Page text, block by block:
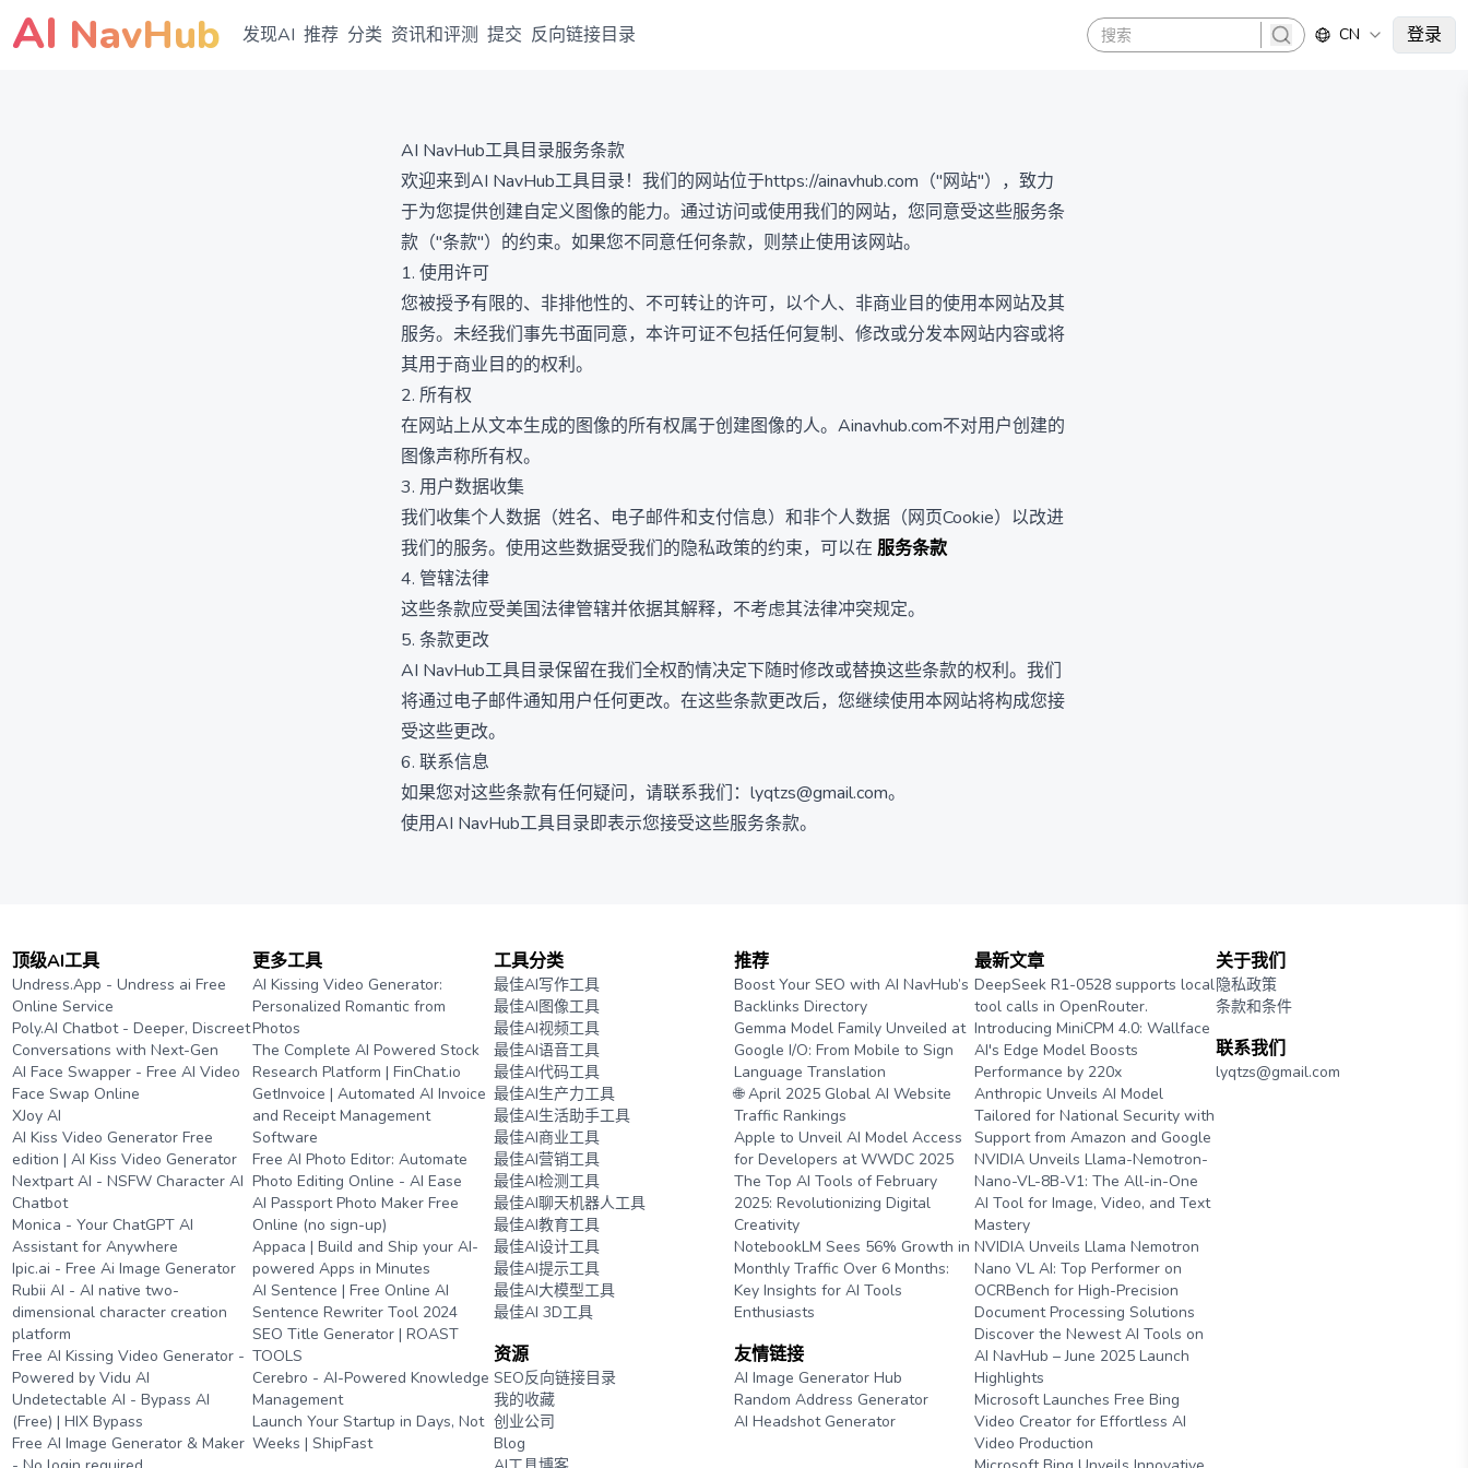
AI NavHub 发现AI 推荐 分类 资讯和评测 提交 反向链接目录
search
CN 登录
AI NavHub工具目录服务条款
欢迎来到AI NavHub工具目录！我们的网站位于https://ainavhub.com（"网站"），致力
于为您提供创建自定义图像的能力。通过访问或使用我们的网站，您同意受这些服务条
款（"条款"）的约束。如果您不同意任何条款，则禁止使用该网站。
1. 使用许可
您被授予有限的、非排他性的、不可转让的许可，以个人、非商业目的使用本网站及其
服务。未经我们事先书面同意，本许可证不包括任何复制、修改或分发本网站内容或将
其用于商业目的的权利。
2. 所有权
在网站上从文本生成的图像的所有权属于创建图像的人。Ainavhub.com不对用户创建的
图像声称所有权。
3. 用户数据收集
我们收集个人数据（姓名、电子邮件和支付信息）和非个人数据（网页Cookie）以改进
我们的服务。使用这些数据受我们的隐私政策的约束，可以在 服务条款
4. 管辖法律
这些条款应受美国法律管辖并依据其解释，不考虑其法律冲突规定。
5. 条款更改
AI NavHub工具目录保留在我们全权酌情决定下随时修改或替换这些条款的权利。我们
将通过电子邮件通知用户任何更改。在这些条款更改后，您继续使用本网站将构成您接
受这些更改。
6. 联系信息
如果您对这些条款有任何疑问，请联系我们：lyqtzs@gmail.com。
使用AI NavHub工具目录即表示您接受这些服务条款。
顶级AI工具
Undress.App - Undress ai Free
Online Service
Poly.AI Chatbot - Deeper, Discreet
Conversations with Next-Gen
AI Face Swapper - Free AI Video
Face Swap Online
XJoy AI
AI Kiss Video Generator Free
edition | AI Kiss Video Generator
Nextpart AI - NSFW Character AI
Chatbot
Monica - Your ChatGPT AI
Assistant for Anywhere
Ipic.ai - Free Ai Image Generator
Rubii AI - AI native two-
dimensional character creation
platform
Free AI Kissing Video Generator -
Powered by Vidu AI
Undetectable AI - Bypass AI
(Free) | HIX Bypass
Free AI Image Generator & Maker
更多工具
AI Kissing Video Generator:
Personalized Romantic from
Photos
The Complete AI Powered Stock
Research Platform | FinChat.io
GetInvoice | Automated AI Invoice
and Receipt Management
Software
Free AI Photo Editor: Automate
Photo Editing Online - AI Ease
AI Passport Photo Maker Free
Online (no sign-up)
Appaca | Build and Ship your AI-
powered Apps in Minutes
AI Sentence | Free Online AI
Sentence Rewriter Tool 2024
SEO Title Generator | ROAST
TOOLS
Cerebro - AI-Powered Knowledge
Management
Launch Your Startup in Days, Not
Weeks | ShipFast
工具分类
最佳AI写作工具
最佳AI图像工具
最佳AI视频工具
最佳AI语音工具
最佳AI代码工具
最佳AI生产力工具
最佳AI生活助手工具
最佳AI商业工具
最佳AI营销工具
最佳AI检测工具
最佳AI聊天机器人工具
最佳AI教育工具
最佳AI设计工具
最佳AI提示工具
最佳AI大模型工具
最佳AI 3D工具
资源
SEO反向链接目录
我的收藏
创业公司
Blog
推荐
Boost Your SEO with AI NavHub’s
Backlinks Directory
Gemma Model Family Unveiled at
Google I/O: From Mobile to Sign
Language Translation
🌐 April 2025 Global AI Website
Traffic Rankings
Apple to Unveil AI Model Access
for Developers at WWDC 2025
The Top AI Tools of February
2025: Revolutionizing Digital
Creativity
NotebookLM Sees 56% Growth in
Monthly Traffic Over 6 Months:
Key Insights for AI Tools
Enthusiasts
友情链接
AI Image Generator Hub
Random Address Generator
AI Headshot Generator
最新文章
DeepSeek R1-0528 supports local
tool calls in OpenRouter.
Introducing MiniCPM 4.0: Wallface
AI's Edge Model Boosts
Performance by 220x
Anthropic Unveils AI Model
Tailored for National Security with
Support from Amazon and Google
NVIDIA Unveils Llama-Nemotron-
Nano-VL-8B-V1: The All-in-One
AI Tool for Image, Video, and Text
Mastery
NVIDIA Unveils Llama Nemotron
Nano VL AI: Top Performer on
OCRBench for High-Precision
Document Processing Solutions
Discover the Newest AI Tools on
AI NavHub – June 2025 Launch
Highlights
Microsoft Launches Free Bing
Video Creator for Effortless AI
Video Production
关于我们
隐私政策
条款和条件
联系我们
lyqtzs@gmail.com